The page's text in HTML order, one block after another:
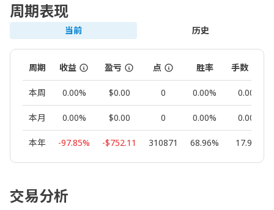
周期表现
当前 历史
周期 收益 盈亏 点 胜率 手数
本周 0.00% $0.00 0 0.00% 0.00
本月 0.00% $0.00 0 0.00% 0.00
本年 -97.85% -$752.11 310871 68.96% 17.90
交易分析